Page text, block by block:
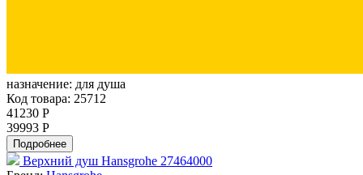
назначение: для душа
Код товара: 25712
41230 Р
39993 Р
Подробнее
Верхний душ Hansgrohe 27464000